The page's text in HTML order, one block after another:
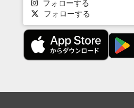
フォローする
フォローする